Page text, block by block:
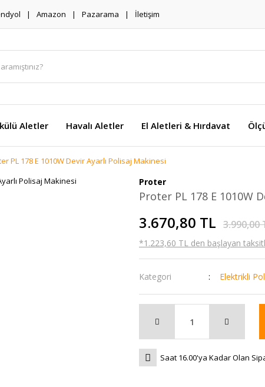
Amazon Pazarama İletişim
Aletler Havalı Aletler El Aletleri & Hırdavat
PL 178 E 1010W Devir Ayarlı Polisaj Makinesi
Proter
Proter PL 178 E 1010W
3.670,80 TL 3.990,00
*1.223,60 TL den başlayan
Kategori Elektrikli
Saat 16.00'ya Kadar Olan